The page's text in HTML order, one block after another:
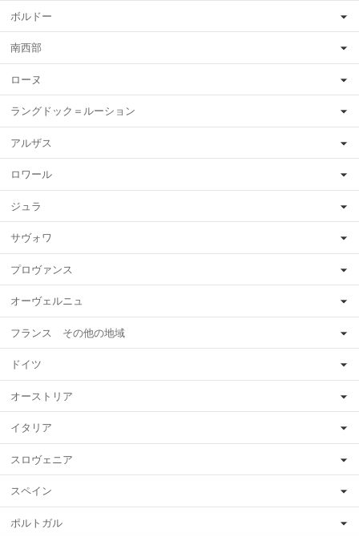
ボルドー
南西部
ローヌ
ラングドック＝ルーション
アルザス
ロワール
ジュラ
サヴォワ
プロヴァンス
オーヴェルニュ
フランス その他の地域
ドイツ
オーストリア
イタリア
スロヴェニア
スペイン
ポルトガル